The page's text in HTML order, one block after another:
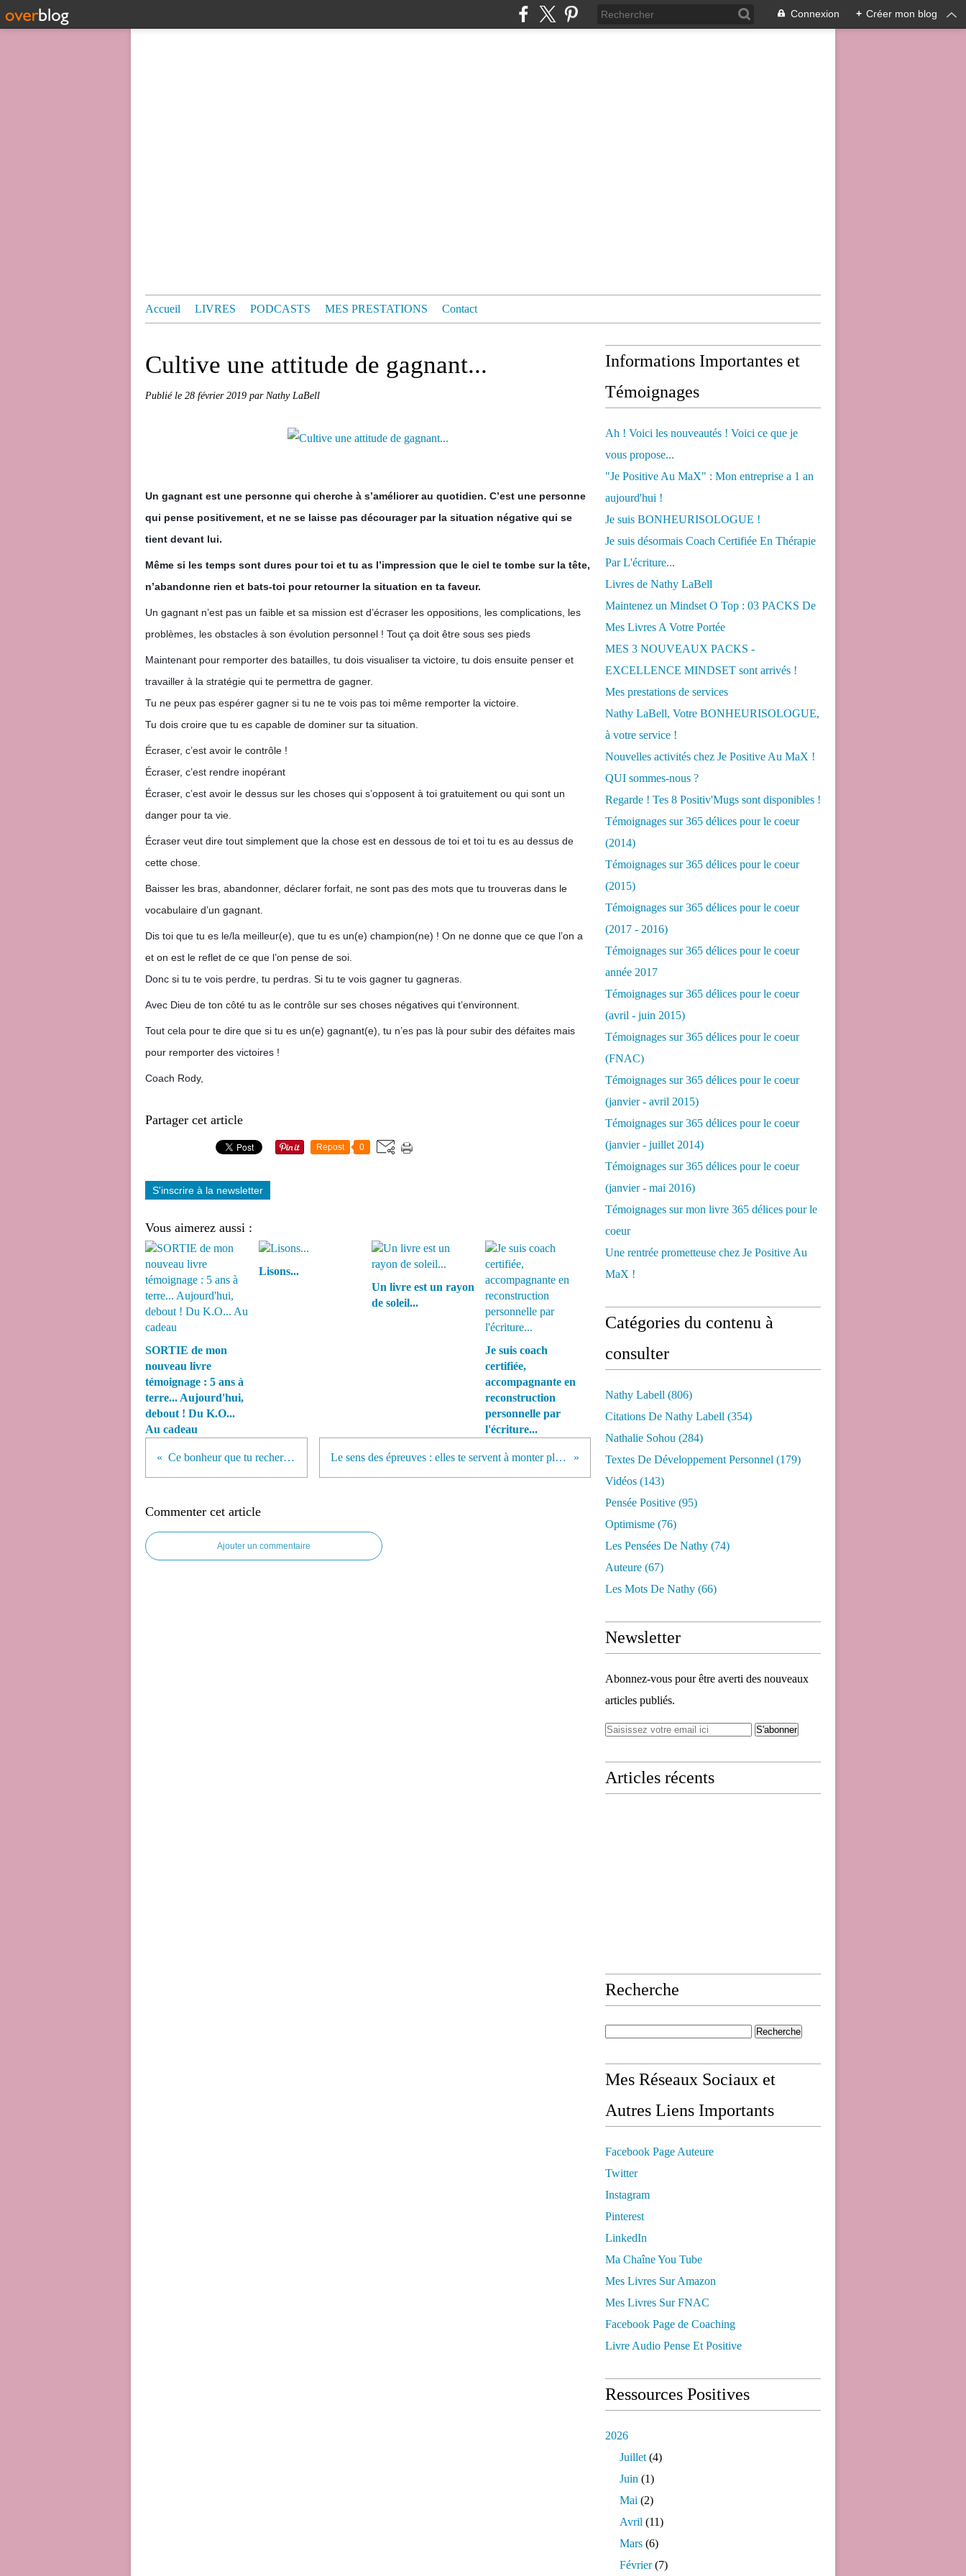
Connexion + Créer mon blog
Accueil LIVRES PODCASTS MES PRESTATIONS Contact
Cultive une attitude de gagnant...
Publié le 28 février 2019 par Nathy LaBell
Un gagnant est une personne qui cherche à s’améliorer au quotidien. C’est une personne
qui pense positivement, et ne se laisse pas décourager par la situation négative qui se
tient devant lui.
Même si les temps sont dures pour toi et tu as l’impression que le ciel te tombe sur la tête,
n’abandonne rien et bats-toi pour retourner la situation en ta faveur.
Un gagnant n’est pas un faible et sa mission est d’écraser les oppositions, les complications, les
problèmes, les obstacles à son évolution personnel ! Tout ça doit être sous ses pieds
Maintenant pour remporter des batailles, tu dois visualiser ta victoire, tu dois ensuite penser et
travailler à la stratégie qui te permettra de gagner.
Tu ne peux pas espérer gagner si tu ne te vois pas toi même remporter la victoire.
Tu dois croire que tu es capable de dominer sur ta situation.
Écraser, c’est avoir le contrôle !
Écraser, c’est rendre inopérant
Écraser, c’est avoir le dessus sur les choses qui s’opposent à toi gratuitement ou qui sont un
danger pour ta vie.
Écraser veut dire tout simplement que la chose est en dessous de toi et toi tu es au dessus de
cette chose.
Baisser les bras, abandonner, déclarer forfait, ne sont pas des mots que tu trouveras dans le
vocabulaire d’un gagnant.
Dis toi que tu es le/la meilleur(e), que tu es un(e) champion(ne) ! On ne donne que ce que l’on a
et on est le reflet de ce que l’on pense de soi.
Donc si tu te vois perdre, tu perdras. Si tu te vois gagner tu gagneras.
Avec Dieu de ton côté tu as le contrôle sur ses choses négatives qui t’environnent.
Tout cela pour te dire que si tu es un(e) gagnant(e), tu n’es pas là pour subir des défaites mais
pour remporter des victoires !
Coach Rody,
Partager cet article
Repost 0
S'inscrire à la newsletter
Vous aimerez aussi :
SORTIE de mon
nouveau livre
témoignage : 5 ans à
terre... Aujourd'hui,
debout ! Du K.O...
Au cadeau
Lisons...
Un livre est un rayon
de soleil...
Je suis coach
certifiée,
accompagnante en
reconstruction
personnelle par
l'écriture...
Ce bonheur que tu recherches... Le sens des épreuves : elles te servent à monter plus haut...
Commenter cet article
Ajouter un commentaire
Informations Importantes et
Témoignages
Ah ! Voici les nouveautés ! Voici ce que je
vous propose...
"Je Positive Au MaX" : Mon entreprise a 1 an
aujourd'hui !
Je suis BONHEURISOLOGUE !
Je suis désormais Coach Certifiée En Thérapie
Par L'écriture...
Livres de Nathy LaBell
Maintenez un Mindset O Top : 03 PACKS De
Mes Livres A Votre Portée
MES 3 NOUVEAUX PACKS -
EXCELLENCE MINDSET sont arrivés !
Mes prestations de services
Nathy LaBell, Votre BONHEURISOLOGUE,
à votre service !
Nouvelles activités chez Je Positive Au MaX !
QUI sommes-nous ?
Regarde ! Tes 8 Positiv'Mugs sont disponibles !
Témoignages sur 365 délices pour le coeur
(2014)
Témoignages sur 365 délices pour le coeur
(2015)
Témoignages sur 365 délices pour le coeur
(2017 - 2016)
Témoignages sur 365 délices pour le coeur
année 2017
Témoignages sur 365 délices pour le coeur
(avril - juin 2015)
Témoignages sur 365 délices pour le coeur
(FNAC)
Témoignages sur 365 délices pour le coeur
(janvier - avril 2015)
Témoignages sur 365 délices pour le coeur
(janvier - juillet 2014)
Témoignages sur 365 délices pour le coeur
(janvier - mai 2016)
Témoignages sur mon livre 365 délices pour le
coeur
Une rentrée prometteuse chez Je Positive Au
MaX !
Catégories du contenu à
consulter
Nathy Labell (806)
Citations De Nathy Labell (354)
Nathalie Sohou (284)
Textes De Développement Personnel (179)
Vidéos (143)
Pensée Positive (95)
Optimisme (76)
Les Pensées De Nathy (74)
Auteure (67)
Les Mots De Nathy (66)
Newsletter
Abonnez-vous pour être averti des nouveaux
articles publiés.
Articles récents
Recherche
Mes Réseaux Sociaux et
Autres Liens Importants
Facebook Page Auteure
Twitter
Instagram
Pinterest
LinkedIn
Ma Chaîne You Tube
Mes Livres Sur Amazon
Mes Livres Sur FNAC
Facebook Page de Coaching
Livre Audio Pense Et Positive
Ressources Positives
2026
Juillet (4)
Juin (1)
Mai (2)
Avril (11)
Mars (6)
Février(7)